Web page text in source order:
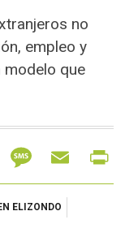
no
empleo y
modelo que
WhatsAppMessageEmail
ELIZONDO